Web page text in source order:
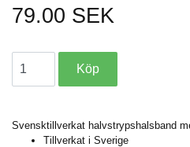
79.00 SEK
Svensktillverkat halvstrypshalsband
Tillverkat i Sverige